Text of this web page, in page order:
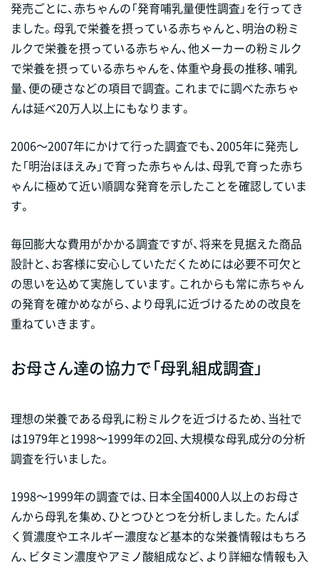
発売ごとに、赤ちゃんの「発育哺乳量便性調査」を行ってき
ました。母乳で栄養を摂っている赤ちゃんと、明治の粉ミ
ルクで栄養を摂っている赤ちゃん、他メーカーの粉ミルク
で栄養を摂っている赤ちゃんを、体重や身長の推移、哺乳
量、便の硬さなどの項目で調査。これまでに調べた赤ちゃ
んは延べ20万人以上にもなります。
2006～2007年にかけて行った調査でも、2005年に発売し
た「明治ほほえみ」で育った赤ちゃんは、母乳で育った赤ち
ゃんに極めて近い順調な発育を示したことを確認していま
す。
毎回膨大な費用がかかる調査ですが、将来を見据えた商品
設計と、お客様に安心していただくためには必要不可欠と
の思いを込めて実施しています。これからも常に赤ちゃん
の発育を確かめながら、より母乳に近づけるための改良を
重ねていきます。
お母さん達の協力で「母乳組成調査」
理想の栄養である母乳に粉ミルクを近づけるため、当社で
は1979年と1998～1999年の2回、大規模な母乳成分の分析
調査を行いました。
1998～1999年の調査では、日本全国4000人以上のお母さ
んから母乳を集め、ひとつひとつを分析しました。たんぱ
く質濃度やエネルギー濃度など基本的な栄養情報はもちろ
ん、ビタミン濃度やアミノ酸組成など、より詳細な情報も入